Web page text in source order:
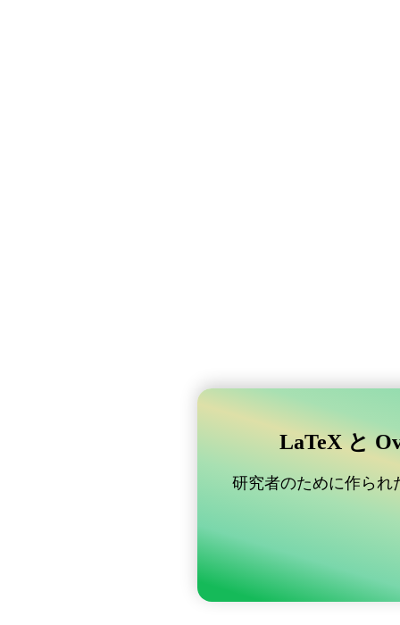
LaTeX と
研究者のために作られ